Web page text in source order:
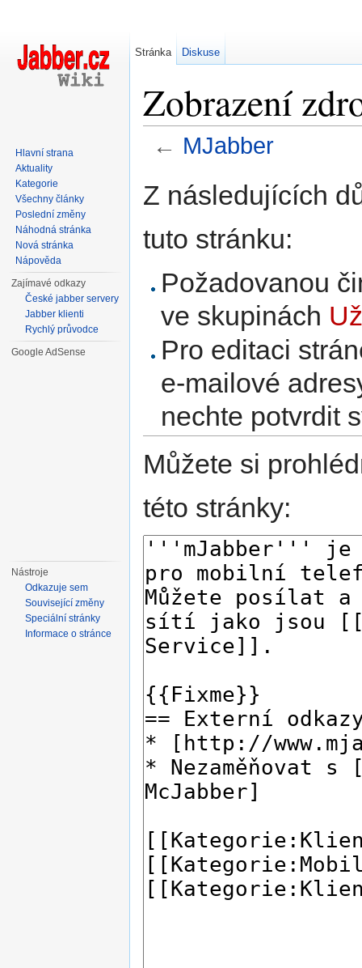
Zobrazení
← MJabber
Z následujících
tuto stránku:
Požadovanou
ve skupinách
Pro editaci
e-mailové
nechte potvrdit
Můžete si
této stránky:
Stránka Diskuse
Hlavní strana
Aktuality
Kategorie
Všechny články
Poslední změny
Náhodná stránka
Nová stránka
Nápověda
Zajímavé odkazy
České jabber servery
Jabber klienti
Rychlý průvodce
Google AdSense
Nástroje
Odkazuje sem
Související změny
Speciální stránky
Informace o stránce